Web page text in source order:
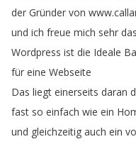
der Gründer von www.
und ich freue mich sehr
Wordpress ist die Ideale
für eine Webseite
Das liegt einerseits daran
fast so einfach wie ein
und gleichzeitig auch ein